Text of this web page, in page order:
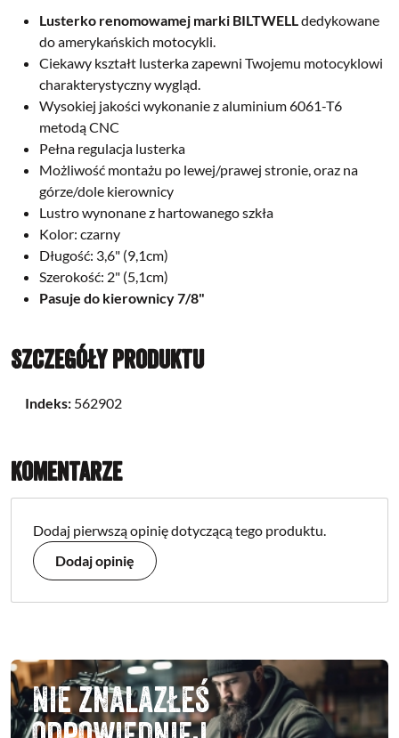
Lusterko renomowamej marki BILTWELLdedykowane
do amerykańskich motocykli.
Ciekawy kształt lusterka zapewni Twojemu motocyklowi
charakterystyczny wygląd.
Wysokiej jakości wykonanie z aluminium 6061-T6
metodą CNC
Pełna regulacja lusterka
Możliwość montażu po lewej/prawej stronie, oraz na
górze/dole kierownicy
Lustro wynonane z hartowanego szkła
Kolor: czarny
Długość: 3,6" (9,1cm)
Szerokość: 2" (5,1cm)
Pasuje do kierownicy 7/8"
Szczegóły produktu
Indeks: 562902
Komentarze
Dodaj pierwszą opinię dotyczącą tego produktu.
Dodaj opinię
Nie znalazłeś